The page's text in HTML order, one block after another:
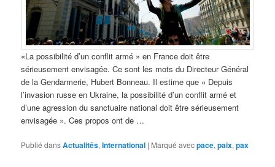
«La possibilité d’un conflit armé » en France doit être
sérieusement envisagée. Ce sont les mots du Directeur Général
de la Gendarmerie, Hubert Bonneau. Il estime que « Depuis
l’invasion russe en Ukraine, la possibilité d’un conflit armé et
d’une agression du sanctuaire national doit être sérieusement
envisagée ». Ces propos ont de …
Publié dansActualités,International | Marqué avecpace,paix,pax